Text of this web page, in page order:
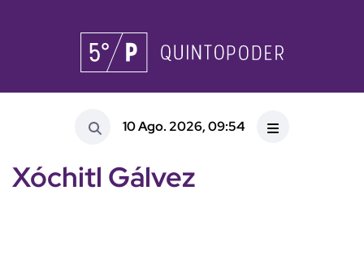
10 Ago. 2026, 09:54
Xóchitl Gálvez